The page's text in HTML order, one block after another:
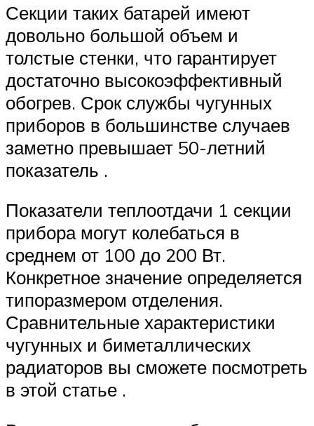
Секции таких батарей имеют
довольно большой объем и
толстые стенки, что гарантирует
достаточно высокоэффективный
обогрев. Срок службы чугунных
приборов в большинстве случаев
заметно превышает 50-летний
показатель .
Показатели теплоотдачи 1 секции
прибора могут колебаться в
среднем от 100 до 200 Вт.
Конкретное значение определяется
типоразмером отделения.
Сравнительные характеристики
чугунных и биметаллических
радиаторов вы сможете посмотреть
в этой статье .